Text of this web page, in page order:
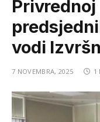
vodi
7 NOVEMBRA, 2025 1